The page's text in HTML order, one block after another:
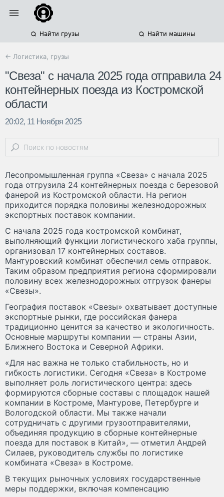
Найти грузы Найти машины
← Логистика, грузы
"Свеза" с начала 2025 года отправила 24
контейнерных поезда из Костромской
области
20:02, 11 Ноября 2025
Лесопромышленная группа «Свеза» с начала 2025
года отгрузила 24 контейнерных поезда с березовой
фанерой из Костромской области. На регион
приходится порядка половины железнодорожных
экспортных поставок компании.
С начала 2025 года костромской комбинат,
выполняющий функции логистического хаба группы,
организовал 17 контейнерных составов.
Мантуровский комбинат обеспечил семь отправок.
Таким образом предприятия региона сформировали
половину всех железнодорожных отгрузок фанеры
«Свезы».
География поставок «Свезы» охватывает доступные
экспортные рынки, где российская фанера
традиционно ценится за качество и экологичность.
Основные маршруты компании — страны Азии,
Ближнего Востока и Северной Африки.
«Для нас важна не только стабильность, но и
гибкость логистики. Сегодня «Свеза» в Костроме
выполняет роль логистического центра: здесь
формируются сборные составы с площадок нашей
компании в Костроме, Мантурове, Петербурге и
Вологодской области. Мы также начали
сотрудничать с другими грузоотправителями,
объединяя продукцию в сборные контейнерные
поезда для поставок в Китай», — отметил Андрей
Силаев, руководитель службы по логистике
комбината «Свеза» в Костроме.
В текущих рыночных условиях государственные
меры поддержки, включая компенсацию